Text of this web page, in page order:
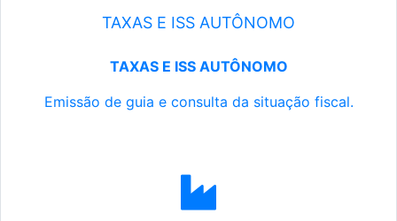
TAXAS E ISS AUTÔNOMO
TAXAS E ISS AUTÔNOMO
Emissão de guia e consulta da situação fiscal.